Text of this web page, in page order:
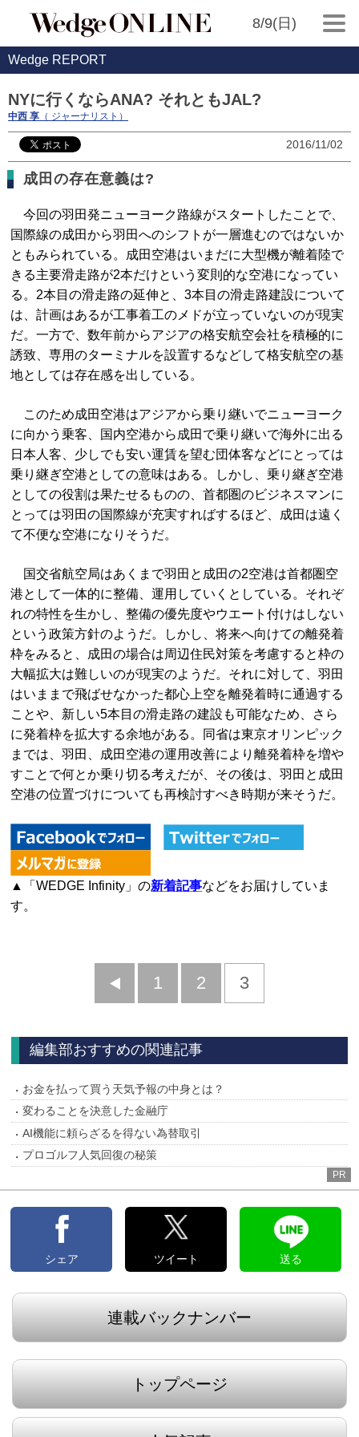
8/9(日)
Wedge REPORT
NYに行くならANA? それともJAL?
中西 享 （ ジャーナリスト）
2016/11/02
成田の存在意義は?
今回の羽田発ニューヨーク路線がスタートしたことで、
国際線の成田から羽田へのシフトが一層進むのではないか
ともみられている。成田空港はいまだに大型機が離着陸で
きる主要滑走路が2本だけという変則的な空港になってい
る。2本目の滑走路の延伸と、3本目の滑走路建設について
は、計画はあるが工事着工のメドが立っていないのが現実
だ。一方で、数年前からアジアの格安航空会社を積極的に
誘致、専用のターミナルを設置するなどして格安航空の基
地としては存在感を出している。
このため成田空港はアジアから乗り継いでニューヨーク
に向かう乗客、国内空港から成田で乗り継いで海外に出る
日本人客、少しでも安い運賃を望む団体客などにとっては
乗り継ぎ空港としての意味はある。しかし、乗り継ぎ空港
としての役割は果たせるものの、首都圏のビジネスマンに
とっては羽田の国際線が充実すればするほど、成田は遠く
て不便な空港になりそうだ。
国交省航空局はあくまで羽田と成田の2空港は首都圏空
港として一体的に整備、運用していくとしている。それぞ
れの特性を生かし、整備の優先度やウエート付けはしない
という政策方針のようだ。しかし、将来へ向けての離発着
枠をみると、成田の場合は周辺住民対策を考慮すると枠の
大幅拡大は難しいのが現実のようだ。それに対して、羽田
はいままで飛ばせなかった都心上空を離発着時に通過する
ことや、新しい5本目の滑走路の建設も可能なため、さら
に発着枠を拡大する余地がある。同省は東京オリンピック
までは、羽田、成田空港の運用改善により離発着枠を増や
すことで何とか乗り切る考えだが、その後は、羽田と成田
空港の位置づけについても再検討すべき時期が来そうだ。
▲「WEDGE Infinity」の新着記事などをお届けしていま
す。
前
1 2 3
編集部おすすめの関連記事
お金を払って買う天気予報の中身とは？
変わることを決意した金融庁
AI機能に頼らざるを得ない為替取引
プロゴルフ人気回復の秘策
PR
シェア ツイート 送る
連載バックナンバー
トップページ